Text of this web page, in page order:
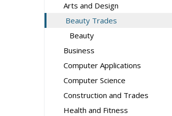
Arts and Design
Beauty Trades
Beauty
Business
Computer Applications
Computer Science
Construction and Trades
Health and Fitness